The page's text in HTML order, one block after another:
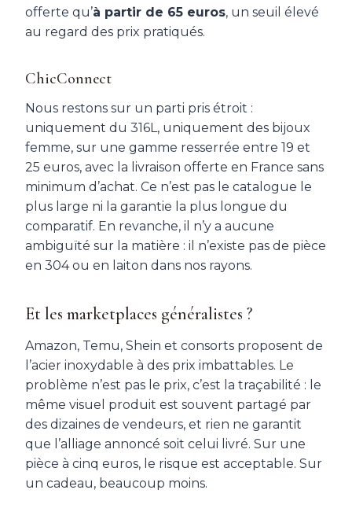
offerte qu’à partir de 65 euros, un seuil élevé
au regard des prix pratiqués.
ChicConnect
Nous restons sur un parti pris étroit :
uniquement du 316L, uniquement des bijoux
femme, sur une gamme resserrée entre 19 et
25 euros, avec la livraison offerte en France sans
minimum d’achat. Ce n’est pas le catalogue le
plus large ni la garantie la plus longue du
comparatif. En revanche, il n’y a aucune
ambiguïté sur la matière : il n’existe pas de pièce
en 304 ou en laiton dans nos rayons.
Et les marketplaces généralistes ?
Amazon, Temu, Shein et consorts proposent de
l’acier inoxydable à des prix imbattables. Le
problème n’est pas le prix, c’est la traçabilité : le
même visuel produit est souvent partagé par
des dizaines de vendeurs, et rien ne garantit
que l’alliage annoncé soit celui livré. Sur une
pièce à cinq euros, le risque est acceptable. Sur
un cadeau, beaucoup moins.